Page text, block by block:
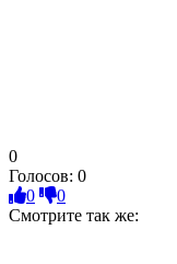
0
Голосов: 0
0
0
Смотрите так же: